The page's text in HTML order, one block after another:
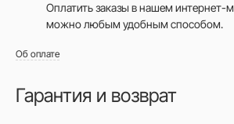
Оплатить заказы в нашем интернет-
можно любым удобным способом.
Об оплате
Гарантия и возврат